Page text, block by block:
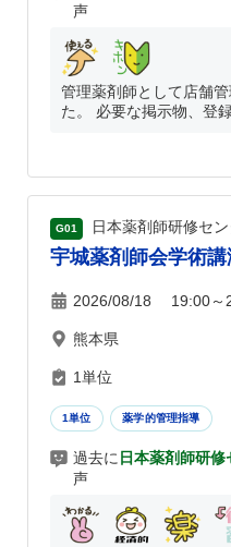
声
管理薬剤師として店舗
た。 必要な掲示物、登
G01 日本薬剤師研修セ
宇城薬剤師会学術講
2026/08/18 19:00～
熊本県
1単位
1単位 薬学的管理指導
過去に 日本薬剤師研修
声